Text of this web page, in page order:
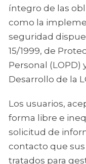
íntegro de las
como la
seguridad
15/1999, de
Personal
Desarrollo de la
Los usuarios,
forma libre e
solicitud de
contacto que
tratados para